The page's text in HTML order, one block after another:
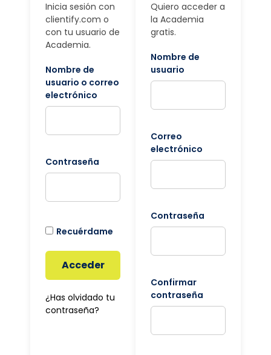
Inicia sesión con
clientify.com o
con tu usuario de
Academia.
Nombre de
usuario o correo
electrónico
Contraseña
Recuérdame
Acceder
¿Has olvidado tu
contraseña?
Quiero acceder a
la Academia
gratis.
Nombre de
usuario
Correo
electrónico
Contraseña
Confirmar
contraseña